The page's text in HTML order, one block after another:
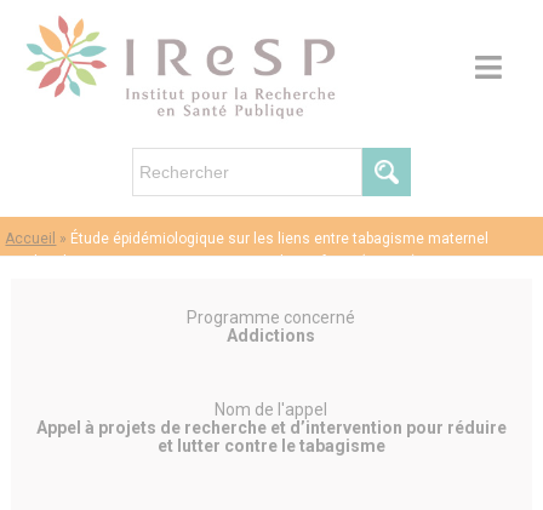
Accueil » Étude épidémiologique sur les liens entre tabagisme maternel
pendant la grossesse et comportement des enfants (ESPRIT)
Programme concerné
Addictions
Nom de l'appel
Appel à projets de recherche et d’intervention pour réduire
et lutter contre le tabagisme